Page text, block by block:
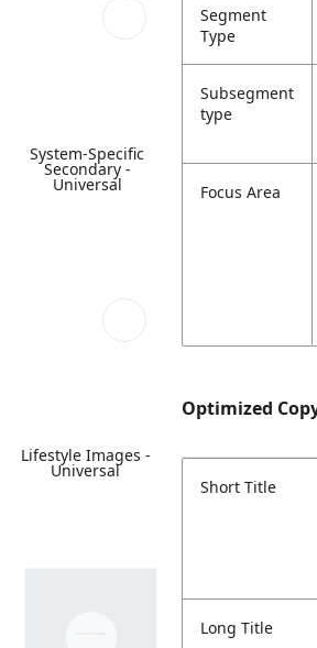
System-Specific
Secondary -
Universal
Lifestyle Images -
Universal
Segment
Type
Subsegment
type
Focus Area
Optimized
Short Title
Long Title